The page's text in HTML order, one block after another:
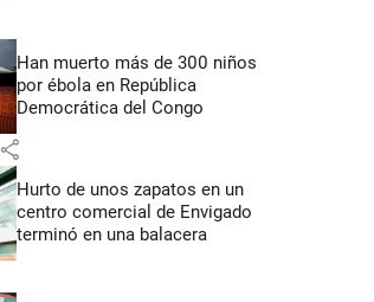
Han muerto más de 300 niños
por ébola en República
Democrática del Congo
share
Hurto de unos zapatos en un
centro comercial de Envigado
terminó en una balacera